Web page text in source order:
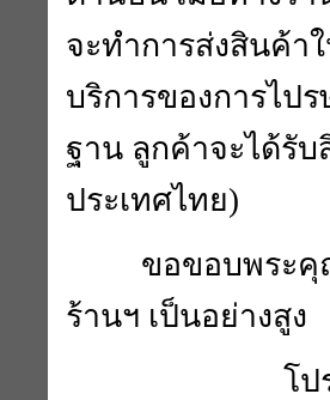
จะทำการส่งสินค้า
บริการของการไป
ฐาน ลูกค้าจะได้รับ
ประเทศไทย)
ขอขอบพระคุณลู
ร้านฯ เป็นอย่างสูง
โปรแ